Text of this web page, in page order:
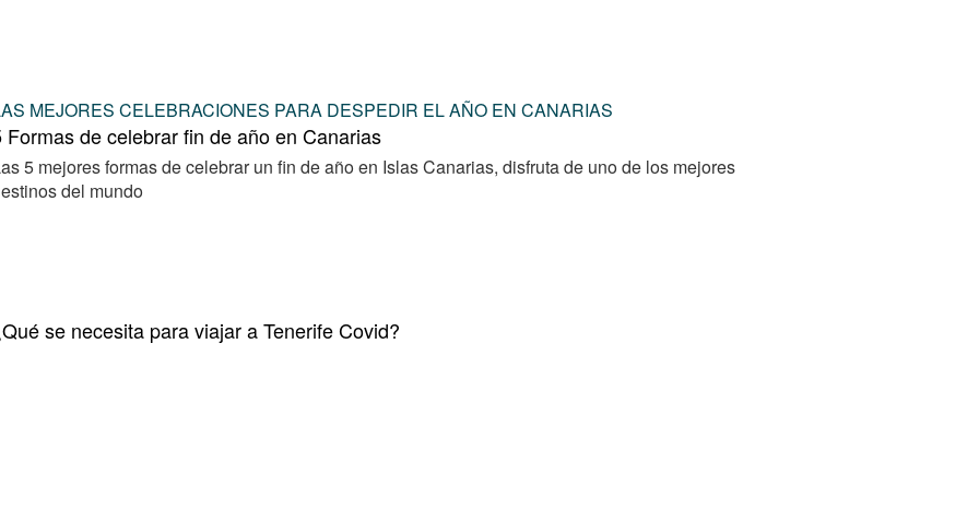
MEJORES CELEBRACIONES PARA DESPEDIR EL AÑO EN CANARIAS
Formas de celebrar fin de año en Canarias
5 mejores formas de celebrar un fin de año en Islas Canarias, disfruta de uno de los mejores
del mundo
se necesita para viajar a Tenerife Covid?